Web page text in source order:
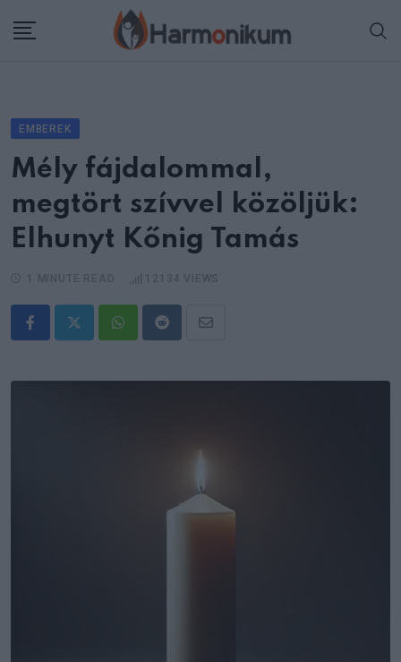
EMBEREK
Mély fájdalommal,
megtört szívvel közöljük:
Elhunyt Kőnig Tamás
WhatsappRedditShare
Email